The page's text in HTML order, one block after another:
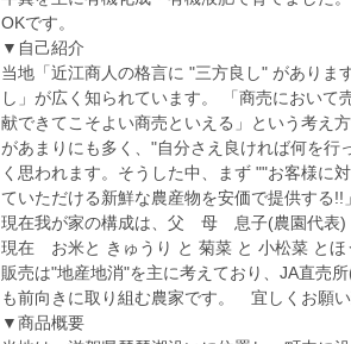
OKです。
▼自己紹介
当地「近江商人の格言に "三方良し" がありま
し」が広く知られています。 「商売におい
献できてこそよい商売といえる」という考
があまりにも多く、"自分さえ良ければ何を行
く思われます。そうした中、まず ""お客様
ていただける新鮮な農産物を安価で提供する!!
現在我が家の構成は、父 母 息子(農園代表)
現在 お米と きゅうり と 菊菜 と 小松菜 とほ
販売は"地産地消"を主に考えており、JA直売
も前向きに取り組む農家です。 宜しくお願い
▼商品概要